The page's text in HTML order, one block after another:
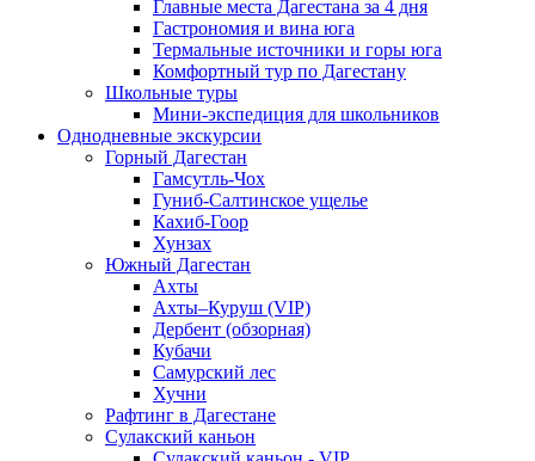
Главные места Дагестана за 4 дня
Гастрономия и вина юга
Термальные источники и горы юга
Комфортный тур по Дагестану
Школьные туры
Мини-экспедиция для школьников
Однодневные экскурсии
Горный Дагестан
Гамсутль-Чох
Гуниб-Салтинское ущелье
Кахиб-Гоор
Хунзах
Южный Дагестан
Ахты
Ахты–Куруш (VIP)
Дербент (обзорная)
Кубачи
Самурский лес
Хучни
Рафтинг в Дагестане
Сулакский каньон